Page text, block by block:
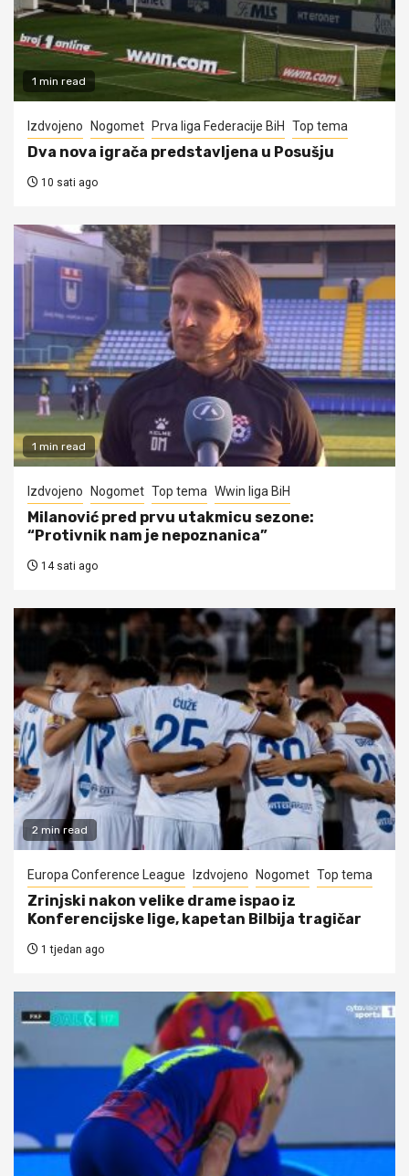
1 min read
Izdvojeno Nogomet Prva liga Federacije BiH Top tema
Dva nova igrača predstavljena u Posušju
10 sati ago
1 min read
Izdvojeno Nogomet Top tema Wwin liga BiH
Milanović pred prvu utakmicu sezone:
“Protivnik nam je nepoznanica”
14 sati ago
2 min read
Europa Conference League Izdvojeno Nogomet Top tema
Zrinjski nakon velike drame ispao iz
Konferencijske lige, kapetan Bilbija tragičar
1 tjedan ago